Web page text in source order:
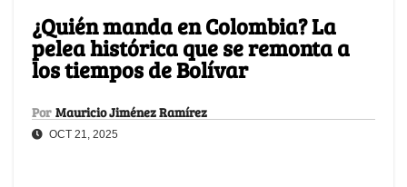
¿Quién manda en Colombia? La
pelea histórica que se remonta a
los tiempos de Bolívar
Por Mauricio Jiménez Ramírez
OCT 21, 2025